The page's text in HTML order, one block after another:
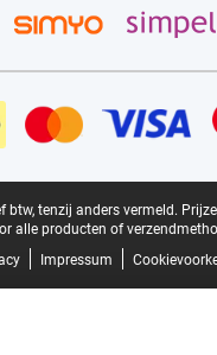
btw, tenzij anders vermeld.
alle producten of
Impressum